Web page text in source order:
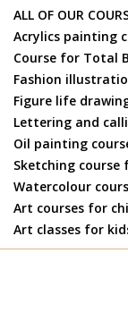
ALL OF OUR
Acrylics painting
Course for Total
Fashion
Figure life
Lettering and
Oil painting
Sketching course
Watercolour
Art courses for
Art classes for